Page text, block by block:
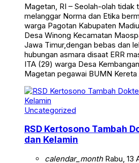
Magetan, RI – Seolah-olah tidak
melanggar Norma dan Etika
warga Pagotan Kabupaten
Desa Winong Kecamatan
Jawa Timur,dengan bebas dan
hubungan asmara disaat ERR
ITA (29) warga Desa
Magetan pegawai BUMN
Uncategorized
RSD Kertosono Tambah
dan Kelamin
calendar_monthRabu, 13